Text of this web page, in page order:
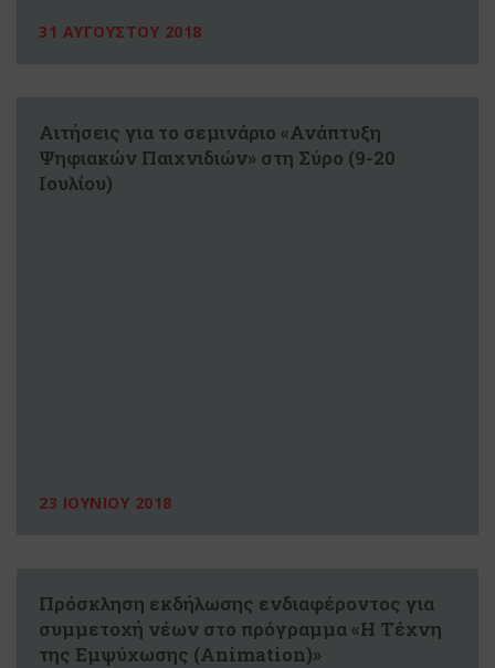
31 ΑΥΓΟΥΣΤΟΥ 2018
Αιτήσεις για το σεμινάριο «Ανάπτυξη
Ψηφιακών Παιχνιδιών» στη Σύρο (9-20
Ιουλίου)
23 ΙΟΥΝΙΟΥ 2018
Πρόσκληση εκδήλωσης ενδιαφέροντος για
συμμετοχή νέων στo πρόγραμμα «Η Τέχνη
της Εμψύχωσης (Animation)»